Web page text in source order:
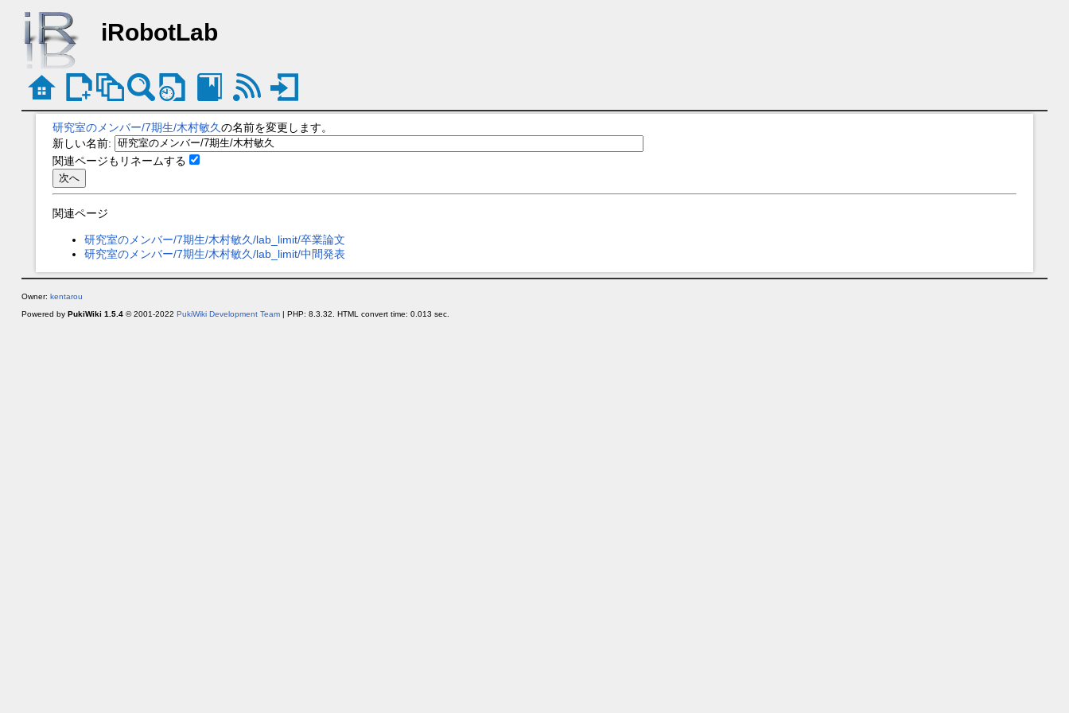
iRobotLab
研究室のメンバー/7期生/木村敏久の名前を変更します。
新しい名前:
関連ページもリネームする
関連ページ
研究室のメンバー/7期生/木村敏久/lab_limit/卒業論文
研究室のメンバー/7期生/木村敏久/lab_limit/中間発表
Owner: kentarou
Powered by PukiWiki 1.5.4© 2001-2022 PukiWiki Development Team| PHP: 8.3.32. HTML convert time: 0.013 sec.